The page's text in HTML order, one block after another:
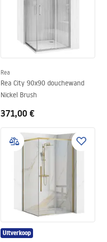
Rea
Rea City 90x90 douchewand
Nickel Brush
371,00 €
Uitverkoop